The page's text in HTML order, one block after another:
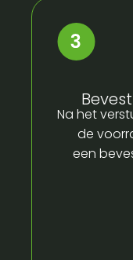
Na het
de
een